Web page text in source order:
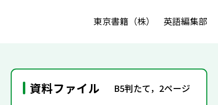
東京書籍（株） 英語編集部
資料ファイル B5判たて，2ページ